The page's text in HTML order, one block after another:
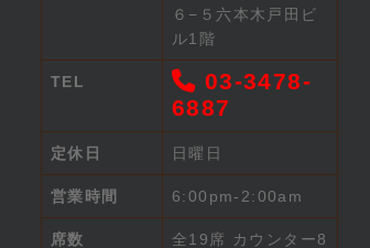
６−５六本木戸田ビ
ル1階
TEL
03-3478-
6887
定休日 日曜日
営業時間 6:00pm-2:00am
席数 全19席 カウンター8